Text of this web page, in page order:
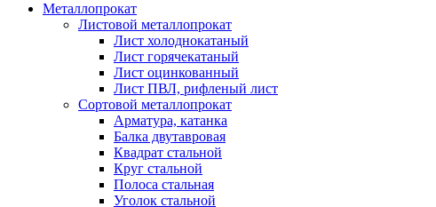
Металлопрокат
Листовой металлопрокат
Лист холоднокатаный
Лист горячекатаный
Лист оцинкованный
Лист ПВЛ, рифленый лист
Сортовой металлопрокат
Арматура, катанка
Балка двутавровая
Квадрат стальной
Круг стальной
Полоса стальная
Уголок стальной